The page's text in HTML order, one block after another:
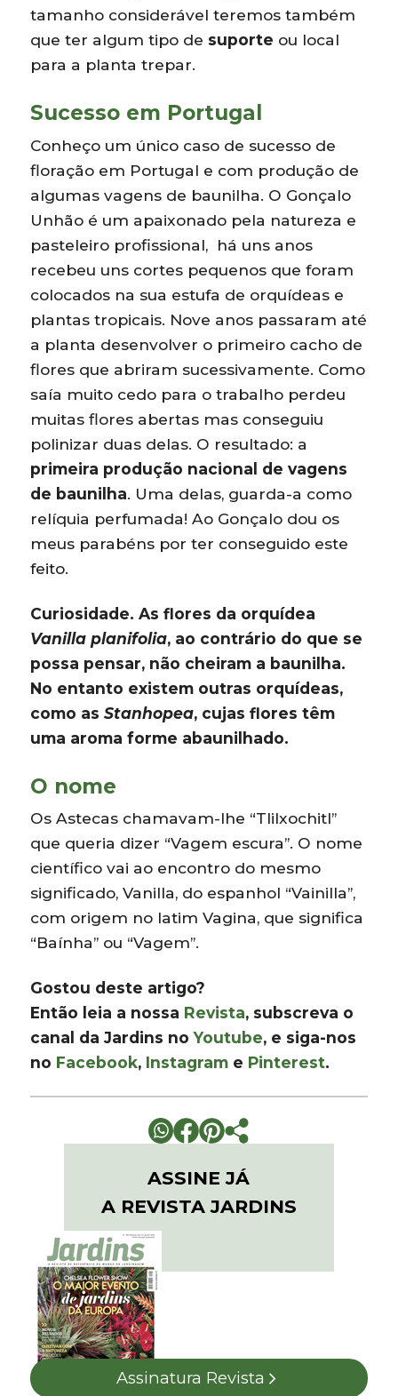
tamanho considerável teremos também
que ter algum tipo de suporte ou local
para a planta trepar.
Sucesso em Portugal
Conheço um único caso de sucesso de
floração em Portugal e com produção de
algumas vagens de baunilha. O Gonçalo
Unhão é um apaixonado pela natureza e
pasteleiro profissional, há uns anos
recebeu uns cortes pequenos que foram
colocados na sua estufa de orquídeas e
plantas tropicais. Nove anos passaram até
a planta desenvolver o primeiro cacho de
flores que abriram sucessivamente. Como
saía muito cedo para o trabalho perdeu
muitas flores abertas mas conseguiu
polinizar duas delas. O resultado: a
primeira produção nacional de vagens
de baunilha. Uma delas, guarda-a como
relíquia perfumada! Ao Gonçalo dou os
meus parabéns por ter conseguido este
feito.
Curiosidade. As flores da orquídea
Vanilla planifolia, ao contrário do que se
possa pensar, não cheiram a baunilha.
No entanto existem outras orquídeas,
como asStanhopea, cujas flores têm
uma aroma forme abaunilhado.
O nome
Os Astecas chamavam-lhe “Tlilxochitl”
que queria dizer “Vagem escura”. O nome
científico vai ao encontro do mesmo
significado, Vanilla, do espanhol “Vainilla”,
com origem no latim Vagina, que significa
“Baínha” ou “Vagem”.
Gostou deste artigo?
Então leia a nossa Revista, subscreva o
canal da Jardins noYoutube, e siga-nos
no Facebook, Instagram e Pinterest.
ASSINE JÁ
A REVISTA JARDINS
Assinatura Revista